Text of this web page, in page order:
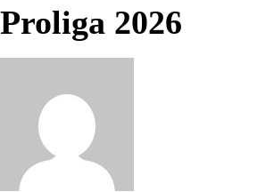
Proliga 2026